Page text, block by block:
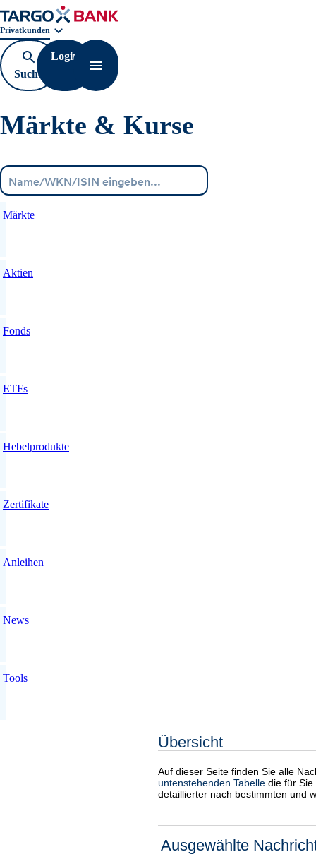
Geschäftsbereichnavigation. Aktuelle Auswahl:
Privatkunden
Suche
öffnen
Login
Navigation öffnen
Märkte & Kurse
Märkte
Aktien
Fonds
ETFs
Hebelprodukte
Zertifikate
Anleihen
News
Tools
Übersicht
Auf dieser Seite finden Sie alle
untenstehenden Tabelle die für
detaillierter nach bestimmten und
Ausgewählte